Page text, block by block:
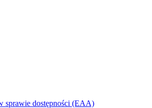
sprawie dostępności (EAA)